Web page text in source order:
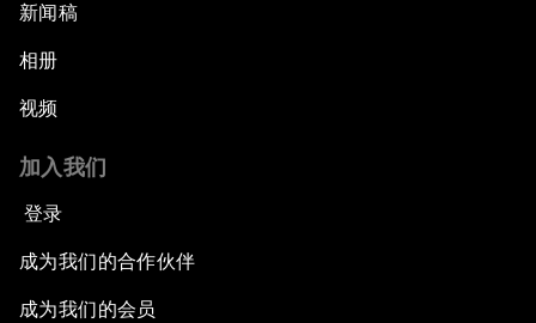
新闻稿
相册
视频
加入我们
登录
成为我们的合作伙伴
成为我们的会员